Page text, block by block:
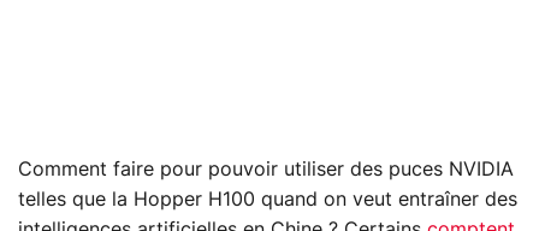
Comment faire pour pouvoir utiliser des puces NVIDIA
telles que la Hopper H100 quand on veut entraîner des